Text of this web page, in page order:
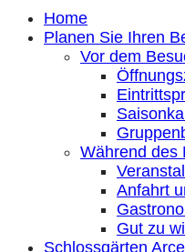
Home
Planen Sie Ihren
Vor dem
Während des
Anfahrt
Gut zu
Schlossgärten